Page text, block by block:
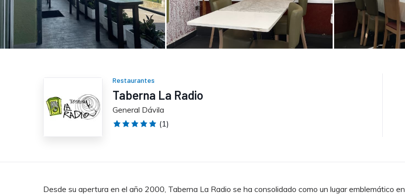
Restaurantes
Taberna La Radio
General Dávila
(1)
Desde su apertura en el año 2000, Taberna La Radio se ha consolidado como un lugar emblemático en